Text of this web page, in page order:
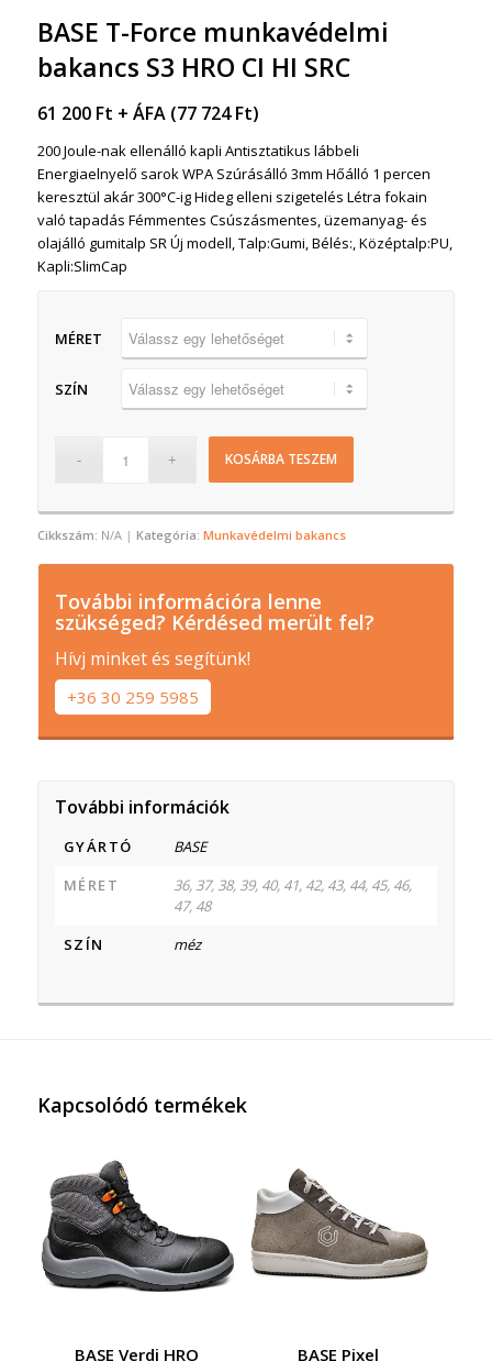
BASE T-Force munkavédelmi
bakancs S3 HRO CI HI SRC
61 200 Ft + ÁFA (77 724Ft)
200 Joule-nak ellenálló kapli Antisztatikus lábbeli
Energiaelnyelő sarok WPA Szúrásálló 3mm Hőálló 1 percen
keresztül akár 300°C-ig Hideg elleni szigetelés Létra fokain
való tapadás Fémmentes Csúszásmentes, üzemanyag- és
olajálló gumitalp SR Új modell, Talp:Gumi, Bélés:, Középtalp:PU,
Kapli:SlimCap
MÉRET
SZÍN
KOSÁRBA TESZEM
Cikkszám: N/A Kategória: Munkavédelmi bakancs
További információra lenne
szükséged? Kérdésed merült fel?
Hívj minket és segítünk!
+36 30 259 5985
További információk
GYÁRTÓ
BASE
MÉRET
36, 37, 38, 39, 40, 41, 42, 43, 44, 45, 46,
47, 48
SZÍN
méz
Kapcsolódó termékek
BASE Verdi HRO
BASE Pixel